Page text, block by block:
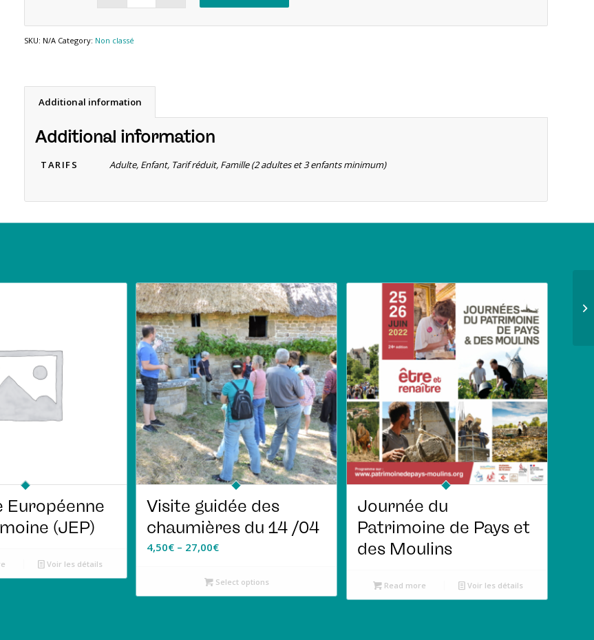
SKU: N/A Category: Non classé
Additional information
Additional information
TARIFS Adulte, Enfant, Tarif réduit, Famille (2 adultes et 3 enfants minimum)
Européenne
(JEP)
Voir les détails
Visite guidée des
chaumières du 14 /04
4,50€ – 27,00€
Select options
Journée du
Patrimoine de Pays et
des Moulins
Read more Voir les détails